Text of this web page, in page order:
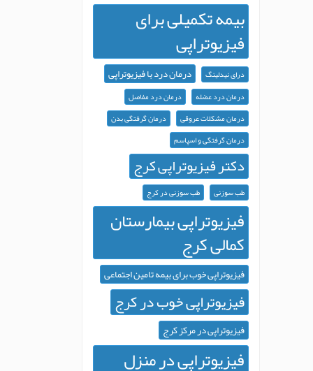
بیمه تکمیلی برای
فیزیوتراپی
درای نیدلینگ درمان درد با فیزیوتراپی
درمان درد عضله
درمان درد مفاصل
درمان مشکلات عروقی
درمان گرفتگی بدن
درمان گرفتگی و اسپاسم
دکتر فیزیوتراپی کرج
طب سوزنی طب سوزنی در کرج
فیزیوتراپی بیمارستان
کمالی کرج
فیزیوتراپی خوب برای بیمه تامین اجتماعی
فیزیوتراپی خوب در کرج
فیزیوتراپی در مرکز کرج
فیزیوتراپی در منزل